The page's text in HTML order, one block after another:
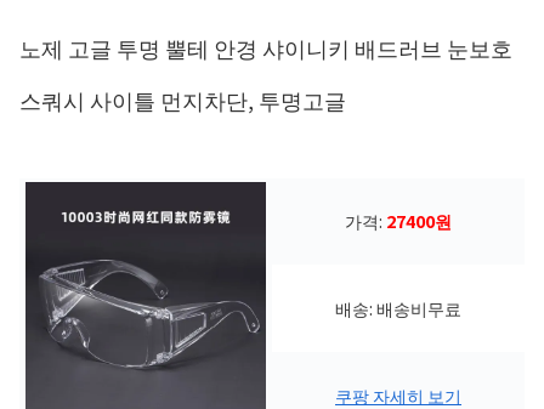
노제 고글 투명 뿔테 안경 샤이니키 배드러브 눈보호
스쿼시 사이틀 먼지차단, 투명고글
가격: 27400원
배송: 배송비무료
쿠팡 자세히 보기